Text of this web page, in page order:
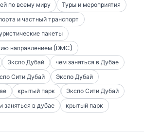
по всему миру
Туры и мероприятия
и частный транспорт
пакеты
направлением (DMC)
Экспо Дубай
чем заняться в Дубае
Сити Дубай
Экспо Дубай
крытый парк
Экспо Сити Дубай
заняться в дубае крытый парк